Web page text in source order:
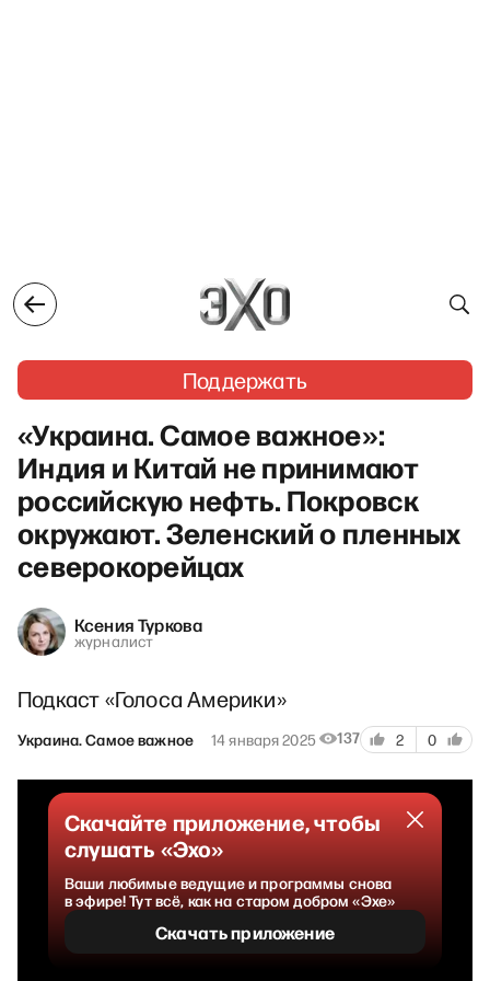
Поддержать
«Украина. Самое важное»:
Индия и Китай не принимают
российскую нефть. Покровск
окружают. Зеленский о пленных
северокорейцах
Ксения Туркова
журналист
Подкаст «Голоса Америки»
Украина. Самое важное 14 января 2025 137 2 0
Скачайте приложение, чтобы
слушать «Эхо»
Ваши любимые ведущие и программы снова
в эфире! Тут всё, как на старом добром «Эхе»
Скачать приложение